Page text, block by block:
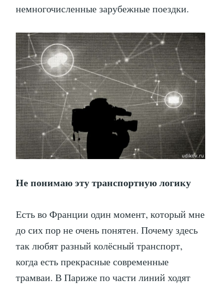
немногочисленные зарубежные поездки.
Не понимаю эту транспортную логику
Есть во Франции один момент, который мне
до сих пор не очень понятен. Почему здесь
так любят разный колёсный транспорт,
когда есть прекрасные современные
трамваи. В Париже по части линий ходят